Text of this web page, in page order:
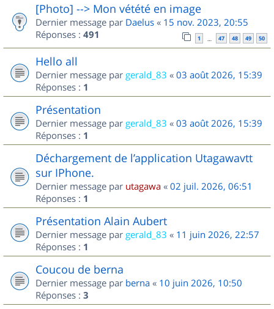
[Photo] --> Mon vétété en image
Dernier message par Daelus « 15 nov. 2023, 20:55
Réponses : 491 1 … 47 48 49 50
Hello all
Dernier message par gerald_83 « 03 août 2026, 15:39
Réponses : 1
Présentation
Dernier message par gerald_83 « 03 août 2026, 15:39
Réponses : 1
Déchargement de l’application Utagawavtt
sur IPhone.
Dernier message par utagawa « 02 juil. 2026, 06:51
Réponses : 1
Présentation Alain Aubert
Dernier message par gerald_83 « 11 juin 2026, 22:57
Réponses : 1
Coucou de berna
Dernier message par berna « 10 juin 2026, 10:50
Réponses : 3